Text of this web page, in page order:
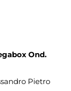
Ond.
Pietro